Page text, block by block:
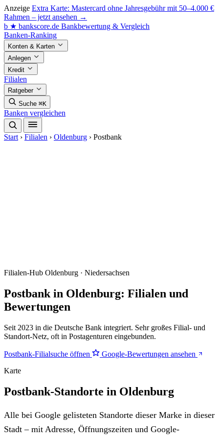
Anzeige Extra Karte: Mastercard ohne Jahresgebühr mit 50–4.000 €
Rahmen – jetzt ansehen →
b ★ bankscore.de Bankbewertung & Vergleich
Banken-Ranking
Konten & Karten
Anlegen
Kredit
Filialen
Ratgeber
Suche ⌘K
Banken vergleichen
Start › Filialen › Oldenburg › Postbank
Filialen-Hub Oldenburg · Niedersachsen
Postbank in Oldenburg: Filialen und
Bewertungen
Seit 2023 in die Deutsche Bank integriert. Sehr großes Filial- und
Standort-Netz, oft in Postagenturen eingebunden.
Postbank-Filialsuche öffnen
Google-Bewertungen ansehen
Karte
Postbank-Standorte in Oldenburg
Alle bei Google gelisteten Standorte dieser Marke in dieser
Stadt – mit Adresse, Öffnungszeiten und Google-